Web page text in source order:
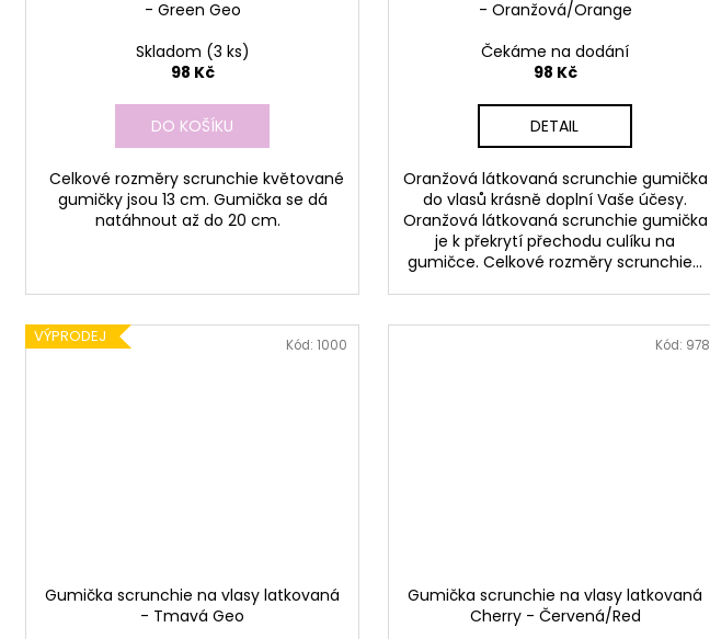
- Green Geo
Skladom (3 ks)
98 Kč
DO KOŠÍKU
Celkové rozměry scrunchie květované
gumičky jsou 13 cm. Gumička se dá
natáhnout až do 20 cm.
- Oranžová/Orange
Čekáme na dodání
98 Kč
DETAIL
Oranžová látkovaná scrunchie gumička
do vlasů krásně doplní Vaše účesy.
Oranžová látkovaná scrunchie gumička
je k překrytí přechodu culíku na
gumičce. Celkové rozměry scrunchie...
VÝPRODEJ
Gumička scrunchie na vlasy latkovaná
- Tmavá Geo
Kód: 1000
Gumička scrunchie na vlasy latkovaná
Cherry - Červená/Red
Kód: 978